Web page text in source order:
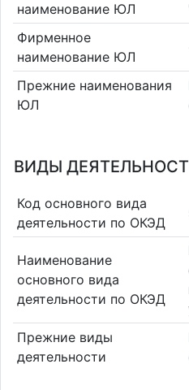
наименование ЮЛ
Фирменное
наименование ЮЛ
Прежние наименования
ЮЛ
ВИДЫ
Код основного вида
деятельности по ОКЭД
Наименование
основного вида
деятельности по ОКЭД
Прежние виды
деятельности